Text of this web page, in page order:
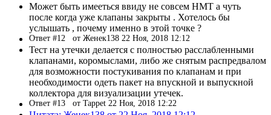
Может быть имееться ввиду не совсем НМТ а чуть
после когда уже клапаны закрыты . Хотелось бы
услышать , почему именно в этой точке ?
Ответ #12 от Женек138 22 Ноя, 2018 12:12
Тест на утечки делается с полностью расслабленными
клапанами, коромыслами, либо же снятым распредвалом
для возможности постукивания по клапанам и при
необходимости одеть пакет на впускной и выпускной
коллектора для визуализации утечек.
Ответ #13 от Tappet 22 Ноя, 2018 12:22